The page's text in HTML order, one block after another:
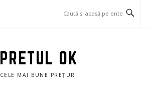
PRETUL OK
CELE MAI BUNE PREȚURI